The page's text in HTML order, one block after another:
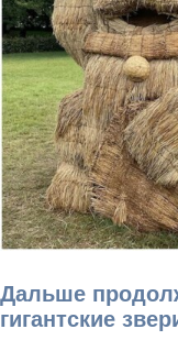
Дальше
гигантские